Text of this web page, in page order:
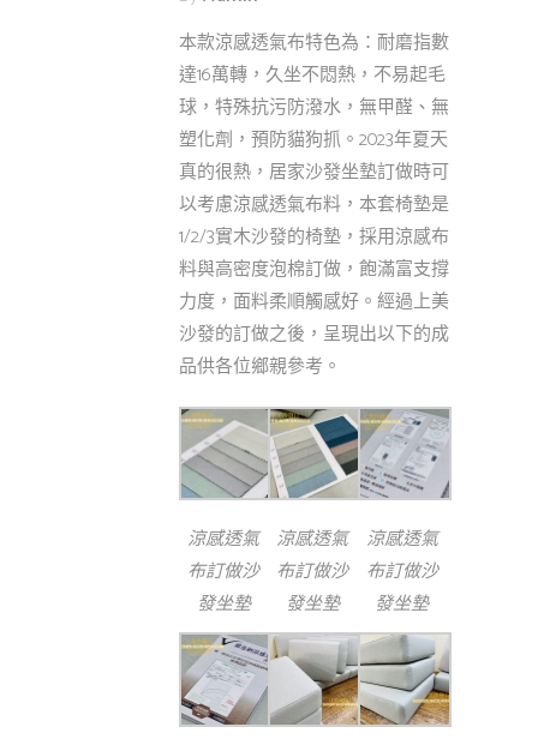
本款涼感透氣布特色為：耐磨指數
達16萬轉，久坐不悶熱，不易起毛
球，特殊抗污防潑水，無甲醛、無
塑化劑，預防貓狗抓。2023年夏天
真的很熱，居家沙發坐墊訂做時可
以考慮涼感透氣布料，本套椅墊是
1/2/3實木沙發的椅墊，採用涼感布
料與高密度泡棉訂做，飽滿富支撐
力度，面料柔順觸感好。經過上美
沙發的訂做之後，呈現出以下的成
品供各位鄉親參考。
涼感透氣
布訂做沙
發坐墊
涼感透氣
布訂做沙
發坐墊
涼感透氣
布訂做沙
發坐墊